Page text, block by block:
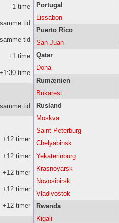
-1 time
samme tid
samme tid
+1 time
time
samme tid
+12 timer
+12 timer
+12 timer
+12 timer
+12 timer
Portugal
Lissabon
Puerto Rico
San Juan
Qatar
Doha
Rumænien
Bukarest
Rusland
Moskva
Saint-Peterburg
Chelyabinsk
Yekaterinburg
Krasnoyarsk
Novosibirsk
Vladivostok
Rwanda
Kigali